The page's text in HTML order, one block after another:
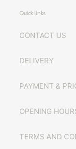
Quick links
CONTACT US
DELIVERY
PAYMENT &
OPENING
TERMS AND